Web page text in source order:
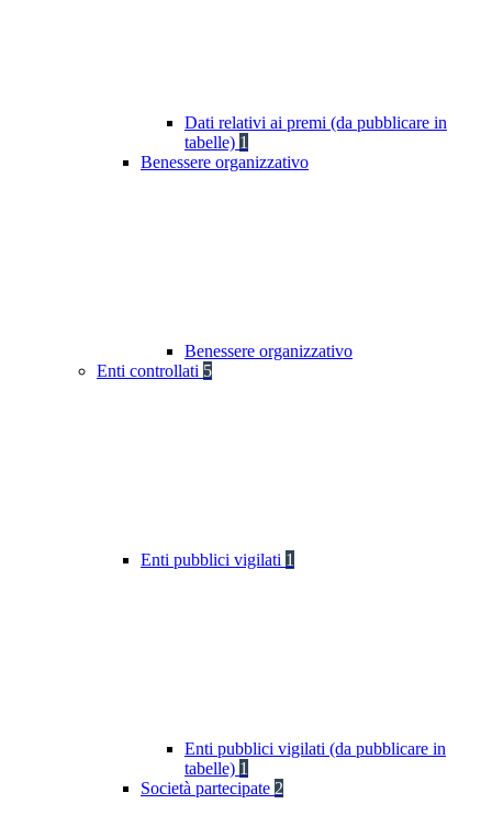
Dati relativi ai premi (da pubblicare in
tabelle) 1
Benessere organizzativo
Benessere organizzativo
Enti controllati 5
Enti pubblici vigilati 1
Enti pubblici vigilati (da pubblicare in
tabelle) 1
Società partecipate 2